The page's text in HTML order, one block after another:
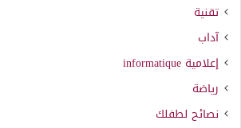
تقنية
آداب
إعلامية informatique
رياضة
نصائح لطفلك